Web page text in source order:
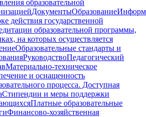
образовательной
ДокументыОбразование
действия государственной
образовательной программы,
на которых осуществляется
Образовательные стандарты и
РуководствоПедагогический
Материально-техническое
и оснащенность
процесса. Доступная
Стипендии и меры поддержки
Платные образовательные
Финансово-хозяйственная